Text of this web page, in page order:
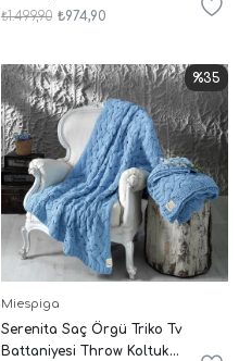
Şalı
₺974,90
₺1.499,90
Miespiga
Serenita Saç Örgü Triko Tv
Battaniyesi Throw Koltuk
%35